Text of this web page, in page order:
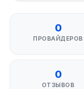
0
ПРОВАЙДЕРОВ
0
ОТЗЫВОВ